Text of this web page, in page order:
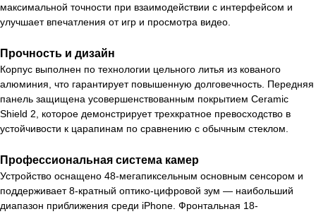
максимальной точности при взаимодействии с интерфейсом и
улучшает впечатления от игр и просмотра видео.
Прочность и дизайн
Корпус выполнен по технологии цельного литья из кованого
алюминия, что гарантирует повышенную долговечность. Передняя
панель защищена усовершенствованным покрытием Ceramic
Shield 2, которое демонстрирует трехкратное превосходство в
устойчивости к царапинам по сравнению с обычным стеклом.
Профессиональная система камер
Устройство оснащено 48-мегапиксельным основным сенсором и
поддерживает 8-кратный оптико-цифровой зум — наибольший
диапазон приближения среди iPhone. Фронтальная 18-